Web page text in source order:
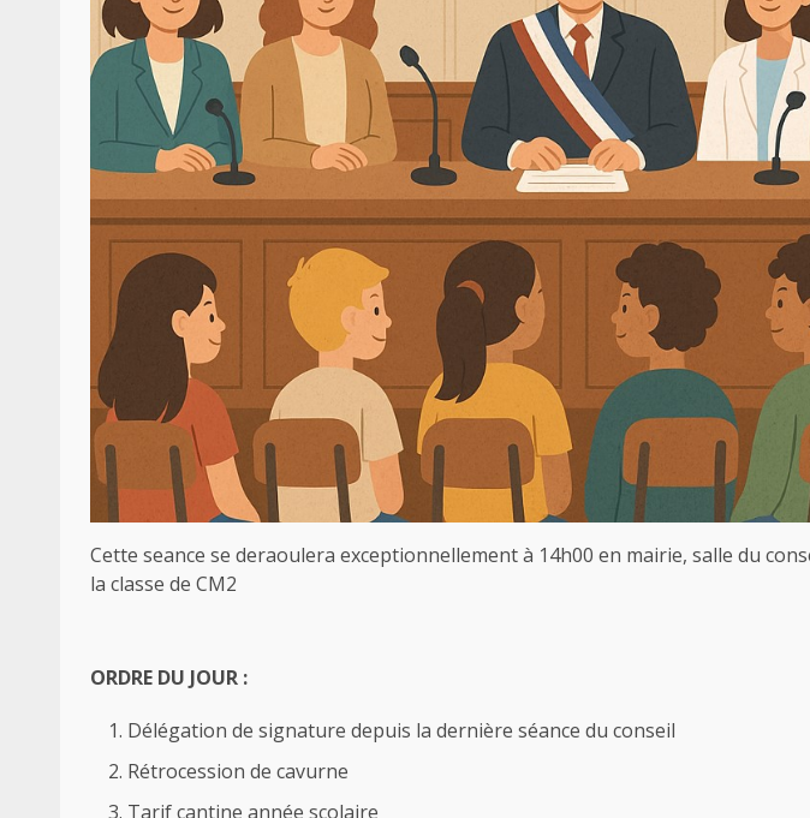
Cette seance se deraoulera exceptionnellement à 14h00 en mairie, salle du
la classe de CM2
ORDRE DU JOUR :
Délégation de signature depuis la dernière séance du conseil
Rétrocession de cavurne
Tarif cantine année scolaire